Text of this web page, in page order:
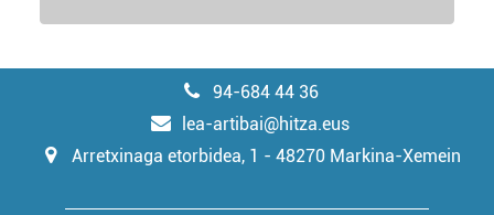
94-684 44 36
lea-artibai@hitza.eus
Arretxinaga etorbidea, 1 - 48270 Markina-Xemein